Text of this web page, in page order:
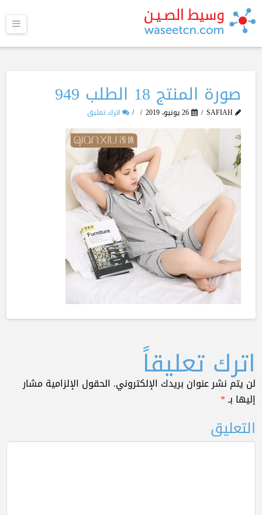
صورة المنتج 18 الطلب 949
SAFIAH 26 يونيو، 2019 اترك تعليق
اترك تعليقاً
لن يتم نشر عنوان بريدك الإلكتروني. الحقول الإلزامية مشار
إليها بـ*
التعليق